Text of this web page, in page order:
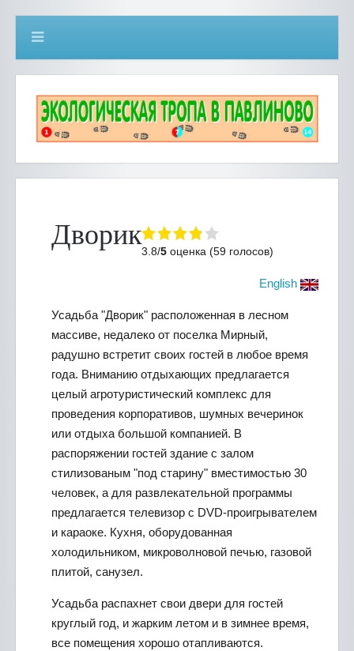
Дворик
3.8/5 оценка (59 голосов)
English
Усадьба "Дворик" расположенная в лесном
массиве, недалеко от поселка Мирный,
радушно встретит своих гостей в любое время
года. Вниманию отдыхающих предлагается
целый агротуристический комплекс для
проведения корпоративов, шумных вечеринок
или отдыха большой компанией. В
распоряжении гостей здание с залом
стилизованым "под старину" вместимостью 30
человек, а для развлекательной программы
предлагается телевизор с DVD-проигрывателем
и караоке. Кухня, оборудованная
холодильником, микроволновой печью, газовой
плитой, санузел.
Усадьба распахнет свои двери для гостей
круглый год, и жарким летом и в зимнее время,
все помещения хорошо отапливаются.